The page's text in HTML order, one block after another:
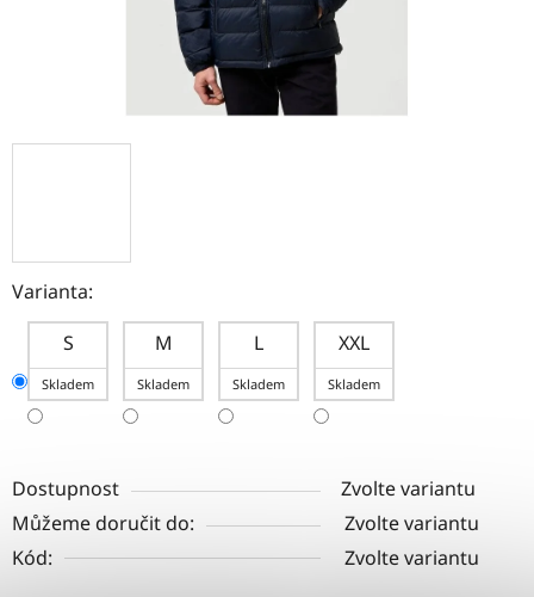
Varianta:
S
Skladem
M
Skladem
L
Skladem
XXL
Skladem
Dostupnost
Zvolte variantu
Můžeme doručit do:
Zvolte variantu
Kód:
Zvolte variantu